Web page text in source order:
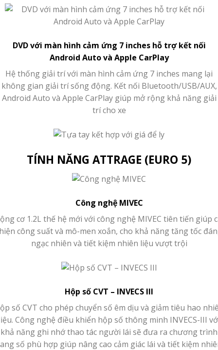
DVD với màn hình cảm ứng 7 inches hỗ trợ kết nối
Android Auto và Apple CarPlay
Hệ thống giải trí với màn hình cảm ứng 7 inches mang lại
không gian giải trí sống động. Kết nối Bluetooth/USB/AUX,
Android Auto và Apple CarPlay giúp mở rộng khả năng giải
trí cho xe
TÍNH NĂNG ATTRAGE (EURO 5)
Công nghệ MIVEC
cơ 1.2L thế hệ mới với công nghệ MIVEC tiên tiến giúp
công suất và mô-men xoắn, cho khả năng tăng tốc
ngạc nhiên và tiết kiệm nhiên liệu vượt trội
Hộp số CVT – INVECS III
số CVT cho phép chuyển số êm dịu và giảm tiêu hao
Công nghệ điều khiển hộp số thông minh INVECS-III
khả năng ghi nhớ thao tác người lái sẽ đưa ra chương trình
số phù hợp giúp nâng cao cảm giác lái và tiết kiệm